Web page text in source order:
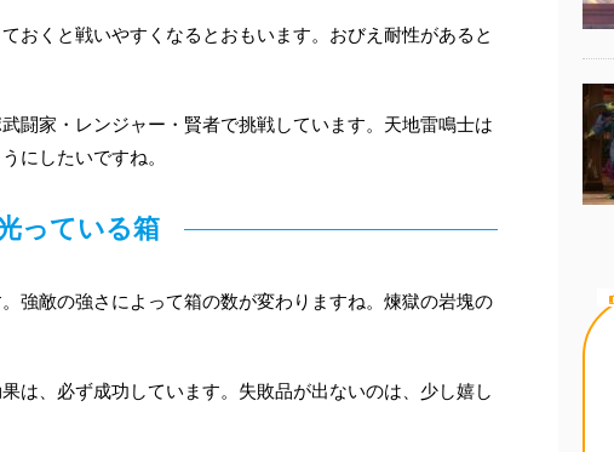
おくと戦いやすくなるとおもいます。おびえ耐性があると
闘家・レンジャー・賢者で挑戦しています。天地雷鳴士は
にしたいですね。
っている箱
強敵の強さによって箱の数が変わりますね。煉獄の岩塊の
は、必ず成功しています。失敗品が出ないのは、少し嬉し